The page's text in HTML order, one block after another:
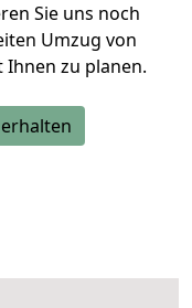
Sie uns noch
Umzug von
zu planen.